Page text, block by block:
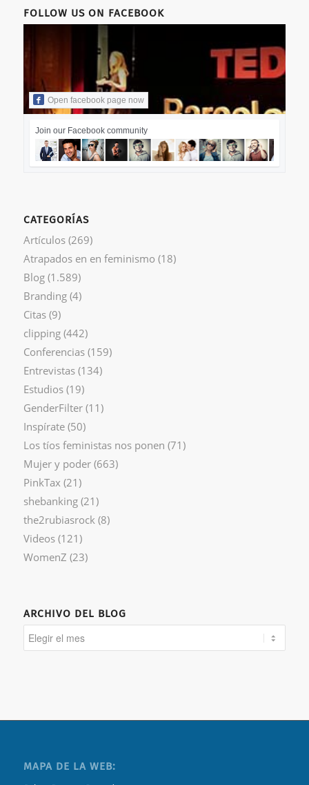
FOLLOW US ON FACEBOOK
Open facebook page now
Join our Facebook community
CATEGORÍAS
Artículos(269)
Atrapados en en feminismo (18)
Blog(1.589)
Branding(4)
Citas(9)
clipping(442)
Conferencias(159)
Entrevistas(134)
Estudios(19)
GenderFilter(11)
Inspírate(50)
Los tíos feministas nos ponen (71)
Mujer y poder(663)
PinkTax (21)
shebanking(21)
the2rubiasrock (8)
Videos(121)
WomenZ (23)
ARCHIVO DEL BLOG
MAPA DE LA WEB: